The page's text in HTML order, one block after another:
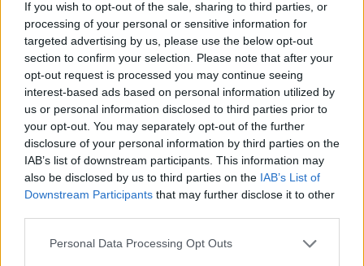
If you wish to opt-out of the sale, sharing to third parties, or
processing of your personal or sensitive information for
targeted advertising by us, please use the below opt-out
section to confirm your selection. Please note that after your
opt-out request is processed you may continue seeing
interest-based ads based on personal information utilized by
us or personal information disclosed to third parties prior to
your opt-out. You may separately opt-out of the further
disclosure of your personal information by third parties on the
IAB’s list of downstream participants. This information may
also be disclosed by us to third parties on the IAB’s List of
Downstream Participants that may further disclose it to other
Personal Data Processing Opt Outs
escritorio para macOS, gratuito y de código abierto
desarrollado por Mozilla, la misma organización detrás del
popular navegador web Firefox. Está diseñado para
proporcionar una solución de gestión de correo electrónico
robusta y fiable para usuarios en diferentes
plataformas.Thunderbird 64 bits tiene como objetivo
mejorar la productividad, la seguridad y las opciones de
personalización, lo que lo convierte en una opción atractiva
tanto para individuos como para
empresas.NovedadesThunderbird Supernova para Mac
contactos. Con un enfoque en maximizar ...